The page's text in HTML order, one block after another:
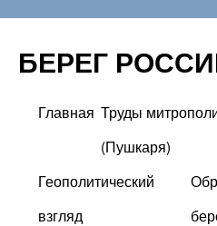
БЕРЕГ
Перейти
содержимому
Главная Труды
(Пушкаря)
Геополитический
взгляд